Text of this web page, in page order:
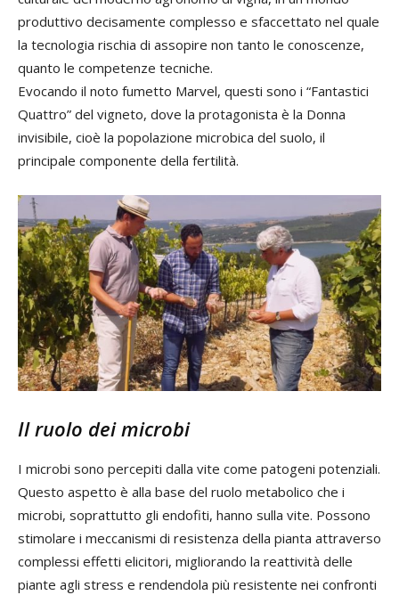
produttivo decisamente complesso e sfaccettato nel quale
la tecnologia rischia di assopire non tanto le conoscenze,
quanto le competenze tecniche.
Evocando il noto fumetto Marvel, questi sono i “Fantastici
Quattro” del vigneto, dove la protagonista è la Donna
invisibile, cioè la popolazione microbica del suolo, il
principale componente della fertilità.
Il ruolo dei microbi
I microbi sono percepiti dalla vite come patogeni potenziali.
Questo aspetto è alla base del ruolo metabolico che i
microbi, soprattutto gli endofiti, hanno sulla vite. Possono
stimolare i meccanismi di resistenza della pianta attraverso
complessi effetti elicitori, migliorando la reattività delle
piante agli stress e rendendola più resistente nei confronti